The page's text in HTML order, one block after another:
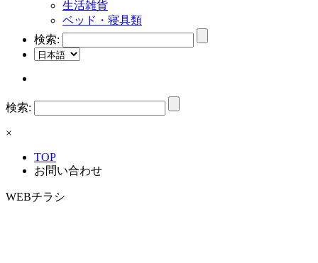
生活雑貨
ベッド・寝具類
検索:
検索:
×
TOP
お問い合わせ
WEBチラシ